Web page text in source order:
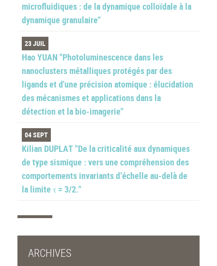
microfluidiques : de la dynamique colloïdale à la
dynamique granulaire"
23 JUIL
Hao YUAN "Photoluminescence dans les
nanoclusters métalliques protégés par des
ligands et d'une précision atomique : élucidation
des mécanismes et applications dans la
détection et la bio-imagerie"
04 SEPT
Kilian DUPLAT "De la criticalité aux dynamiques
de type sismique : vers une compréhension des
comportements invariants d’échelle au-delà de
la limite τ = 3/2."
ARCHIVES